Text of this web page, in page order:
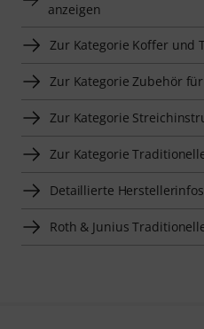
anzeigen
Zur Kategorie Koffer und
Zur Kategorie Zubehör
Zur Kategorie
Zur Kategorie
Detaillierte
Roth & Junius